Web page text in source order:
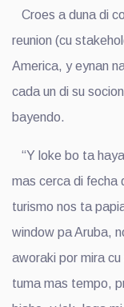
Croes a duna di
reunion (cu
America, y eynan
cada un di su
bayendo.
“Y loke bo ta
mas cerca di fecha
turismo nos ta
window pa Aruba,
aworaki por mira
tuma mas tempo,